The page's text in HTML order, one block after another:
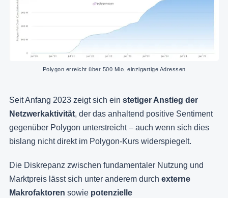
Polygon erreicht über 500 Mio. einzigartige Adressen
Seit Anfang 2023 zeigt sich ein stetiger Anstieg der
Netzwerkaktivität, der das anhaltend positive Sentiment
gegenüber Polygon unterstreicht – auch wenn sich dies
bislang nicht direkt im Polygon-Kurs widerspiegelt.
Die Diskrepanz zwischen fundamentaler Nutzung und
Marktpreis lässt sich unter anderem durch externe
Makrofaktoren sowie potenzielle